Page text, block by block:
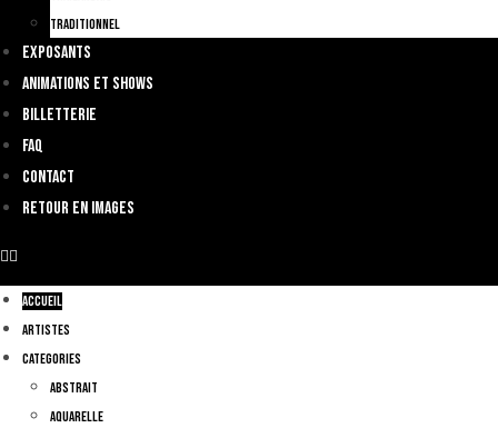
Traditionnel
Exposants
Animations et shows
Billetterie
FAQ
Contact
Retour en images
Accueil
Artistes
Categories
Abstrait
Aquarelle